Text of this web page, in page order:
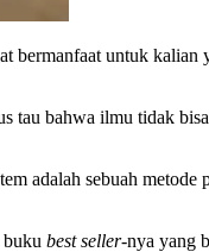
bermanfaat untuk kalian
tau bahwa ilmu tidak
adalah sebuah metode
best seller-nya yang